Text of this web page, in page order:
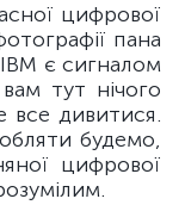
цифрової
пана
є сигналом
тут нічого
все дивитися.
будемо,
цифрової